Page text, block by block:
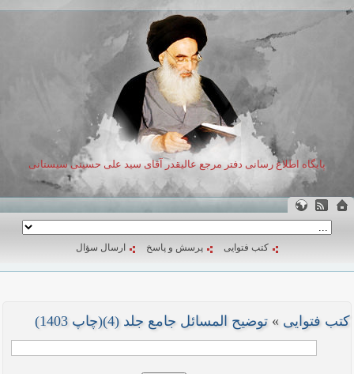
پایگاه اطلاع رسانی دفتر مرجع عالیقدر آقای سید علی حسینی سیستانی
کتب فتوایی پرسش و پاسخ ارسال سؤال
کتب فتوایی » توضیح المسائل جامع جلد (4)(چاپ 1403)